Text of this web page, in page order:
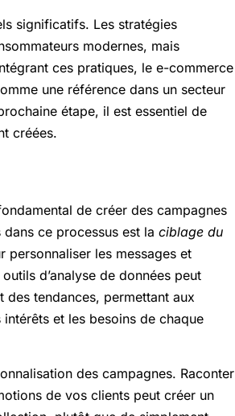
significatifs. Les stratégies
modernes, mais
ces pratiques, le e-commerce
une référence dans un secteur
étape, il est essentiel de
créées.
de créer des campagnes
ce processus est la ciblage du
personnaliser les messages et
d’analyse de données peut
tendances, permettant aux
et les besoins de chaque
des campagnes. Raconter
de vos clients peut créer un